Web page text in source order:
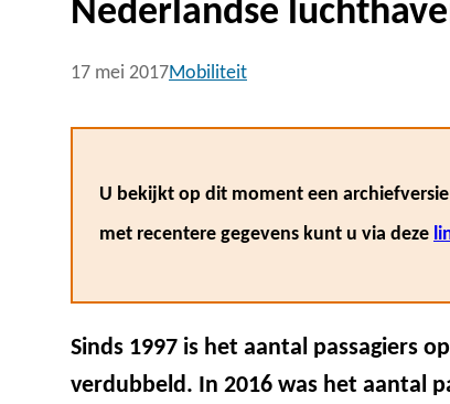
Nederlandse
17 mei 2017Mobiliteit
U bekijkt op dit moment een
met recentere gegevens kunt u via deze
Sinds 1997 is het aantal passagiers
verdubbeld. In 2016 was het aantal